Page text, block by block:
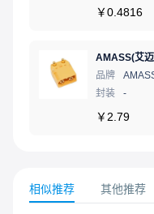
￥0.4816
品牌
封装
-
￥ 2.79
相似推荐 其他推荐